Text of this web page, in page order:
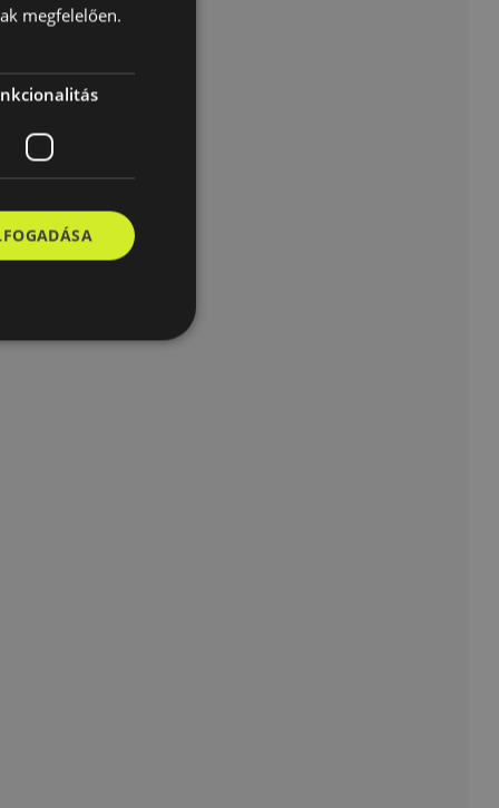
megfelelően.